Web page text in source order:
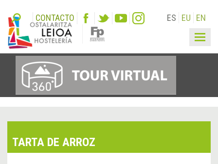
CONTACTO ES EU EN
TARTA DE ARROZ